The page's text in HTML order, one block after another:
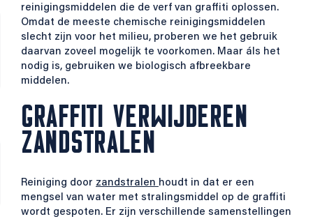
reinigingsmiddelen die de verf van graffiti oplossen.
Omdat de meeste chemische reinigingsmiddelen
slecht zijn voor het milieu, proberen we het gebruik
daarvan zoveel mogelijk te voorkomen. Maar áls het
nodig is, gebruiken we biologisch afbreekbare
middelen.
GRAFFITI VERWIJDEREN
ZANDSTRALEN
Reiniging door zandstralen houdt in dat er een
mengsel van water met stralingsmiddel op de graffiti
wordt gespoten. Er zijn verschillende samenstellingen